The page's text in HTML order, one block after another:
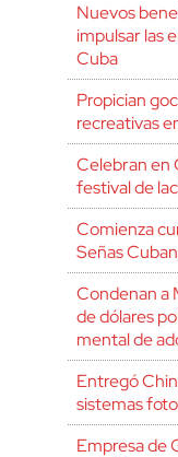
Nuevos
impulsar las
Cuba
Propician
recreativas
Celebran en
festival de
Comienza
Señas
Condenan a
de dólares
mental de
Entregó
sistemas
Empresa de